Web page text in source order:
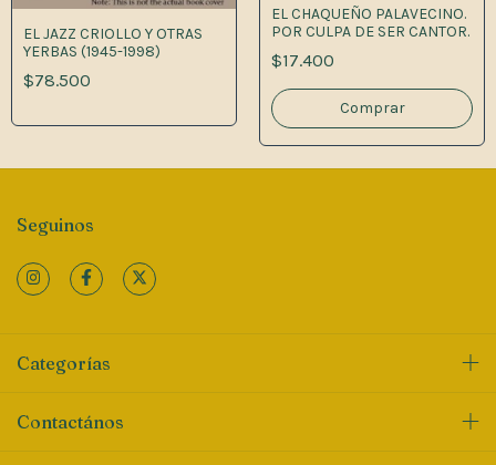
EL JAZZ CRIOLLO Y OTRAS
YERBAS (1945-1998)
$78.500
EL CHAQUEÑO PALAVECINO.
POR CULPA DE SER CANTOR.
$17.400
Seguinos
Categorías
Contactános